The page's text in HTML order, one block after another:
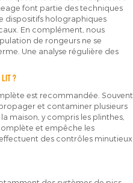
font partie des techniques
dispositifs holographiques
En complément, nous
de rongeurs ne se
Une analyse régulière des
lit ?
est recommandée. Souvent
et contaminer plusieurs
maison, y compris les plinthes,
et empêche les
des contrôles minutieux